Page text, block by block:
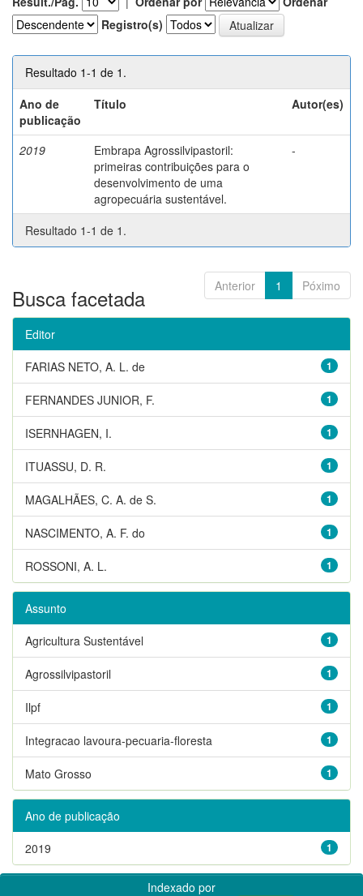
Registro(s)
Resultado 1-1 de 1.
Ano de
publicação
Título Autor(es)
2019
Embrapa Agrossilvipastoril:
primeiras contribuições para o
desenvolvimento de uma
agropecuária sustentável.
-
Resultado 1-1 de 1.
Anterior 1 Póximo
Busca facetada
Editor
1
FARIAS NETO, A. L. de
1
FERNANDES JUNIOR, F.
1
ISERNHAGEN, I.
1
ITUASSU, D. R.
1
MAGALHÃES, C. A. de S.
1
NASCIMENTO, A. F. do
1
ROSSONI, A. L.
Assunto
1
Agricultura Sustentável
1
Agrossilvipastoril
1
Ilpf
1
Integracao lavoura-pecuaria-floresta
1
Mato Grosso
Ano de publicação
1
2019
Indexado por